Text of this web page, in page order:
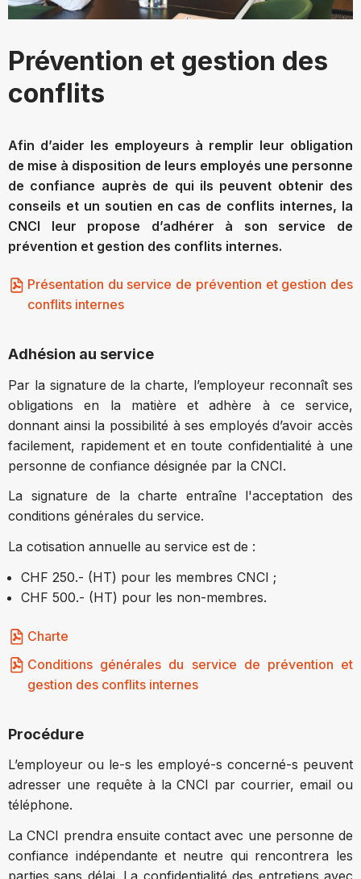
Prévention et gestion des
conflits
Afin d’aider les employeurs à remplir leur obligation
de mise à disposition de leurs employés une personne
de confiance auprès de qui ils peuvent obtenir des
conseils et un soutien en cas de conflits internes, la
CNCI leur propose d’adhérer à son service de
prévention et gestion des conflits internes.
Présentation du service de prévention et gestion des
conflits internes
Adhésion au service
Par la signature de la charte, l’employeur reconnaît ses
obligations en la matière et adhère à ce service,
donnant ainsi la possibilité à ses employés d’avoir accès
facilement, rapidement et en toute confidentialité à une
personne de confiance désignée par la CNCI.
La signature de la charte entraîne l'acceptation des
conditions générales du service.
La cotisation annuelle au service est de :
CHF 250.- (HT) pour les membres CNCI ;
CHF 500.- (HT) pour les non-membres.
Charte
Conditions générales du service de prévention et
gestion des conflits internes
Procédure
L’employeur ou le-s les employé-s concerné-s peuvent
adresser une requête à la CNCI par courrier, email ou
téléphone.
La CNCI prendra ensuite contact avec une personne de
confiance indépendante et neutre qui rencontrera les
parties sans délai. La confidentialité des entretiens avec